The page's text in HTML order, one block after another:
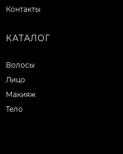
Контакты
КАТАЛОГ
Волосы
Лицо
Макияж
Тело